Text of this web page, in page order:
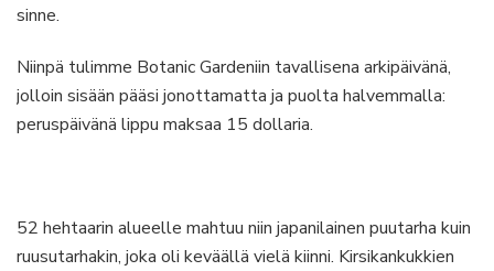
sinne.
Niinpä tulimme Botanic Gardeniin tavallisena arkipäivänä,
jolloin sisään pääsi jonottamatta ja puolta halvemmalla:
peruspäivänä lippu maksaa 15 dollaria.
52 hehtaarin alueelle mahtuu niin japanilainen puutarha kuin
ruusutarhakin, joka oli keväällä vielä kiinni. Kirsikankukkien